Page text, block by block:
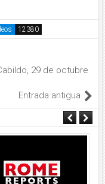
29 de octubre
Entrada antigua